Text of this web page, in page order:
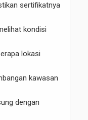
sertifikatnya
kondisi
lokasi
kawasan
dengan